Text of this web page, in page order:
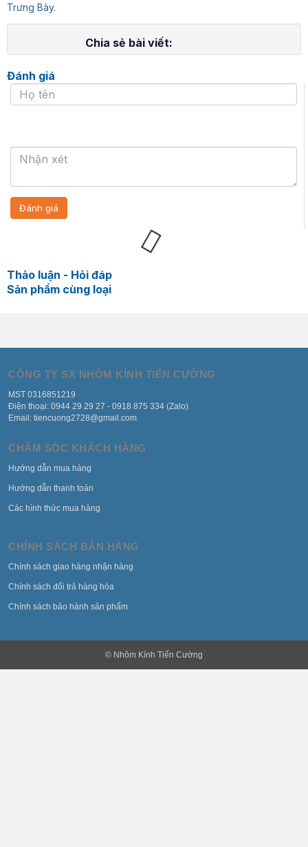
Trưng Bày.
Chia sẻ bài viết:
Đánh giá
Thảo luận - Hỏi đáp
Sản phẩm cùng loại
CÔNG TY SX NHÔM KÍNH TIẾN CƯỜNG
MST 0316851219
Điện thoại: 0944 29 29 27 - 0918 875 334 (Zalo)
Email: tiencuong2728@gmail.com
CHĂM SÓC KHÁCH HÀNG
Hướng dẫn mua hàng
Hướng dẫn thanh toán
Các hình thức mua hàng
CHÍNH SÁCH BÁN HÀNG
Chính sách giao hàng nhận hàng
Chính sách đổi trả hàng hóa
Chính sách bảo hành sản phẩm
© Nhôm Kính Tiến Cường